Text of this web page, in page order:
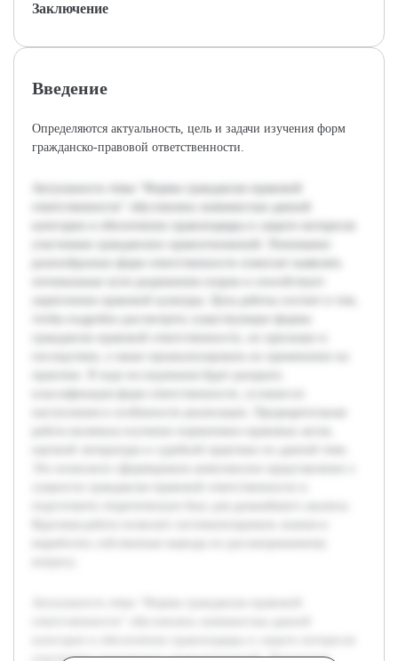
Заключение
Введение
Определяются актуальность, цель и задачи изучения форм
гражданско-правовой ответственности.